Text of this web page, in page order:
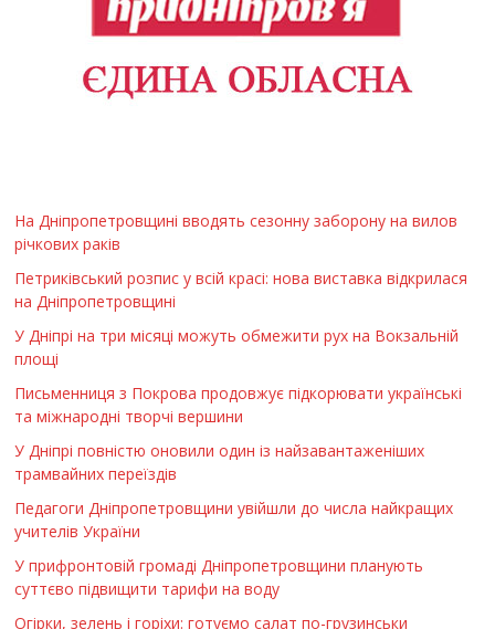
На Дніпропетровщині вводять сезонну заборону на вилов
річкових раків
Петриківський розпис у всій красі: нова виставка відкрилася
на Дніпропетровщині
У Дніпрі на три місяці можуть обмежити рух на Вокзальній
площі
Письменниця з Покрова продовжує підкорювати українські
та міжнародні творчі вершини
У Дніпрі повністю оновили один із найзавантаженіших
трамвайних переїздів
Педагоги Дніпропетровщини увійшли до числа найкращих
учителів України
У прифронтовій громаді Дніпропетровщини планують
суттєво підвищити тарифи на воду
Огірки, зелень і горіхи: готуємо салат по-грузинськи